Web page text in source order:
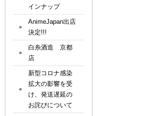
インナップ
AnimeJapan出店
決定!!!
白糸酒造 京都
店
新型コロナ感染
拡大の影響を受
け、発送遅延の
お詫びについて